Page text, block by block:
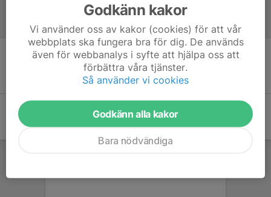
Referat
Inget referat skrivet
Godkänn kakor
Vi använder oss av kakor (cookies) för att vår
webbplats ska fungera bra för dig. De används
även för webbanalys i syfte att hjälpa oss att
förbättra våra tjänster.
Så använder vi cookies
Godkänn alla kakor
Bara nödvändiga